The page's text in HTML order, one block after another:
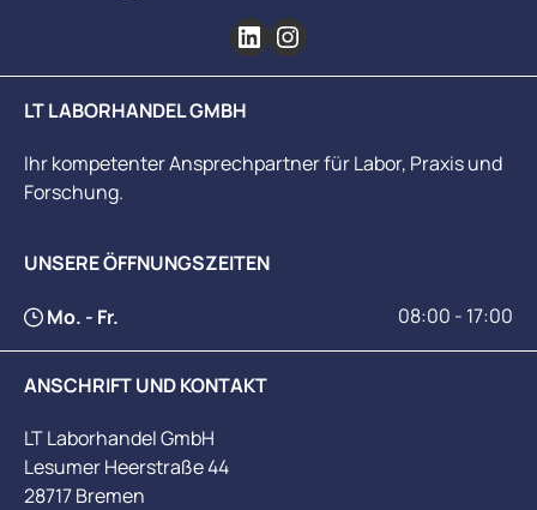
LT LABORHANDEL GMBH
Ihr kompetenter Ansprechpartner für Labor, Praxis und
Forschung.
UNSERE ÖFFNUNGSZEITEN
Mo. - Fr. 08:00 - 17:00
ANSCHRIFT UND KONTAKT
LT Laborhandel GmbH
Lesumer Heerstraße 44
28717 Bremen